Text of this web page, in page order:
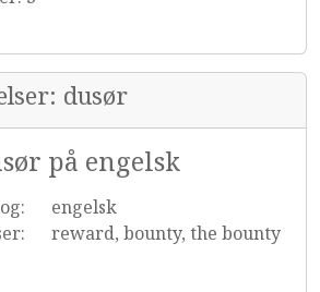
dusør
på engelsk
engelsk
reward, bounty, the bounty